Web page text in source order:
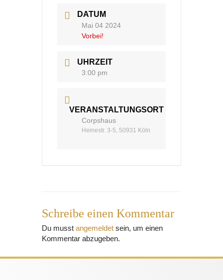
DATUM
Mai 04 2024
Vorbei!
UHRZEIT
3:00 pm
VERANSTALTUNGSORT
Corpshaus
Heinestr. 3-5, 50931 Köln
Schreibe einen Kommentar
Du musst angemeldet sein, um einen
Kommentar abzugeben.